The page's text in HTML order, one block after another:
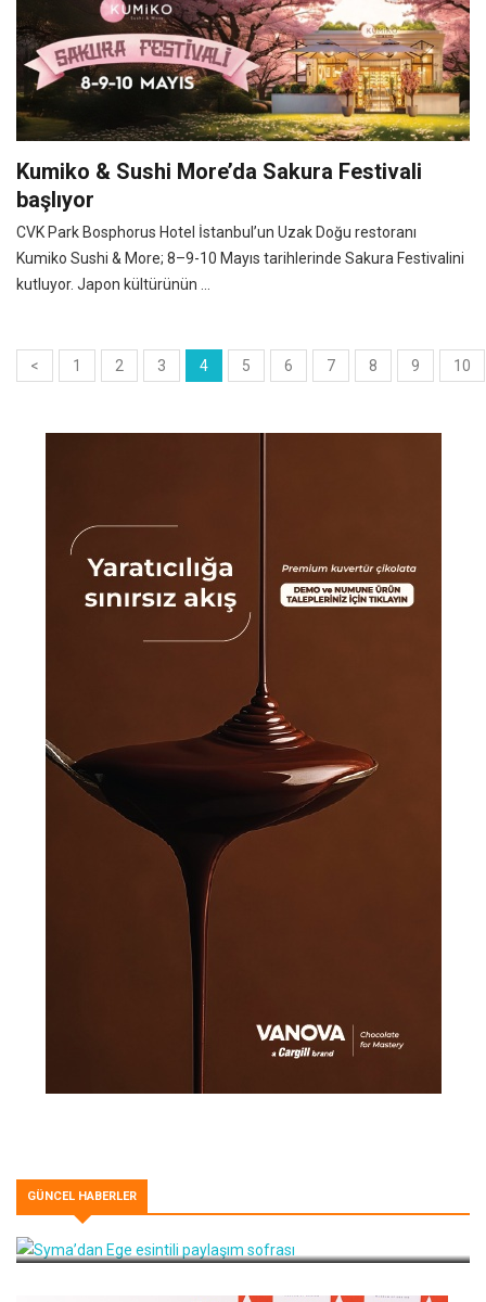
Kumiko & Sushi More’da Sakura Festivali
başlıyor
CVK Park Bosphorus Hotel İstanbul’un Uzak Doğu restoranı
Kumiko Sushi & More; 8–9-10 Mayıs tarihlerinde Sakura Festivalini
kutluyor. Japon kültürünün ...
< 1 2 3 4 5 6 7 8 9 10
GÜNCEL HABERLER
Syma’dan Ege esintili paylaşım sofrası